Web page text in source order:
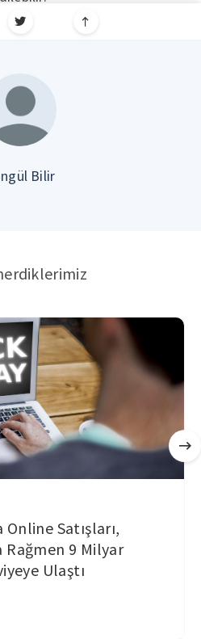
Bilir
Online Satışları,
Rağmen 9 Milyar
Ulaştı